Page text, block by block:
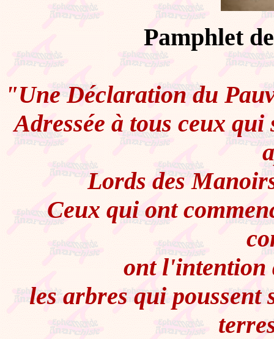
Pamphlet
"Une Déclaration du
Adressée à tous ceux
Lords des
Ceux qui ont
ont l'intention
les arbres qui poussent